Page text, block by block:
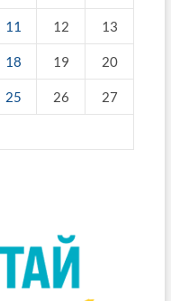
11 12 13
18 19 20
25 26 27